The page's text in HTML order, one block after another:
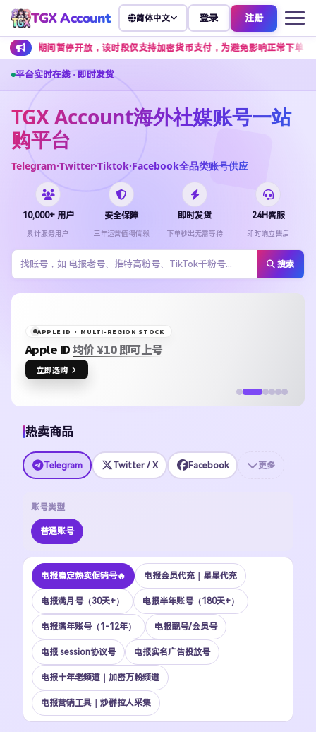
TGX Account 简体中文 登录 注册
停开放，该时段仅支持加密货币支付，为避免影响正常下单，建议提前安
平台实时在线 · 即时发货
TGX Account海外社媒账号一站
购平台
Telegram·Twitter·Tiktok·Facebook全品类账号供应
10,000+ 用户
累计服务用户
安全保障
三年运营值得信赖
即时发货
下单秒出无需等待
24H客服
即时响应售后
搜索
APPLE ID · MULTI-REGION STOCK
Apple ID均价 ¥10 即可上号
立即选购
热卖商品
Telegram Twitter / X Facebook 更多
账号类型
普通账号
电报稳定热卖促销号🔥 电报会员代充｜星星代充
电报满月号（30天+） 电报半年账号（180天+）
电报满年账号（1-12年） 电报靓号/会员号
电报 session协议号 电报实名广告投放号
电报十年老频道｜加密万粉频道
电报营销工具｜炒群拉人采集